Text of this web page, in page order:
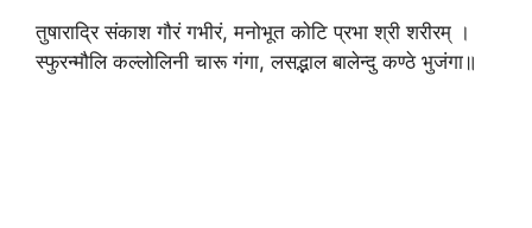
तुषाराद्रि संकाश गौरं गभीरं, मनोभूत कोटि प्रभा श्री शरीरम्‌ ।
स्फुरन्मौलि कल्लोलिनी चारू गंगा, लसद्भाल बालेन्दु कण्ठे भुजंगा॥